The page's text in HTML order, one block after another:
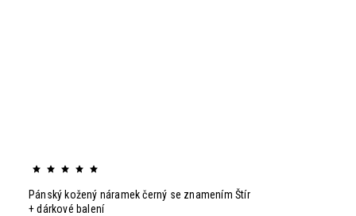
Pánský kožený náramek černý se znamením Štír
+ dárkové balení